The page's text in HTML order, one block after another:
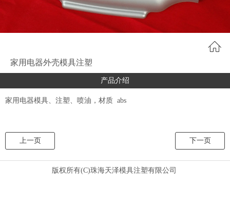
家用电器外壳模具注塑
产品介绍
家用电器模具、注塑、喷油，材质 abs
上一页 下一页
版权所有(C)珠海天泽模具注塑有限公司